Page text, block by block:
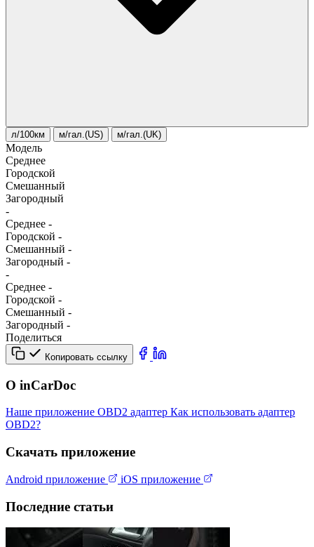
л/100км м/гал.(US) м/гал.(UK)
Модель
Среднее
Городской
Смешанный
Загородный
-
Среднее -
Городской -
Смешанный -
Загородный -
-
Среднее -
Городской -
Смешанный -
Загородный -
Поделиться
Копировать ссылку
О inCarDoc
Наше приложение OBD2 адаптер Как использовать адаптер
OBD2?
Скачать приложение
Android приложение iOS приложение
Последние статьи